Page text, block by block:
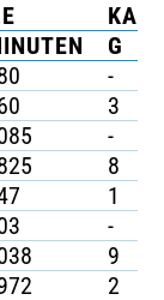
G
-
3
-
8
1
-
9
2